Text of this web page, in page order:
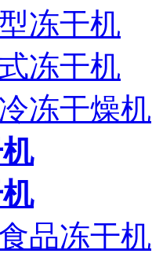
冻干机
冻干机
冻干燥机
品冻干机